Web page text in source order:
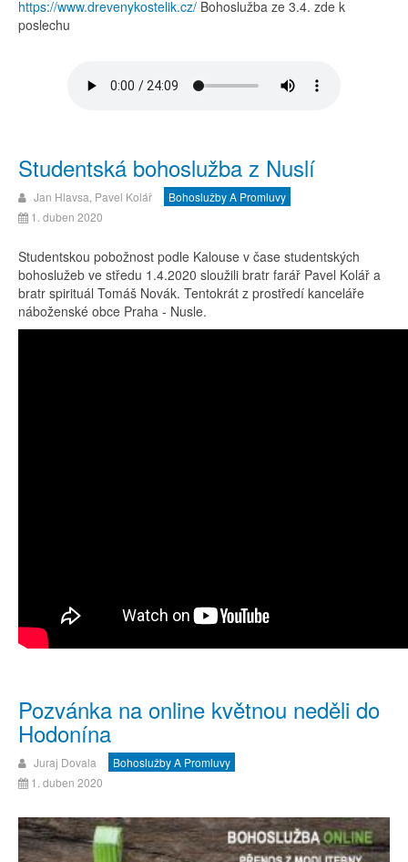
https://www.drevenykostelik.cz/ Bohoslužba ze 3.4. zde k
poslechu
Studentská bohoslužba z Nuslí
Jan Hlavsa, Pavel Kolář
Bohoslužby A Promluvy
1. duben 2020
Studentskou pobožnost podle Kalouse v čase studentských
bohoslužeb ve středu 1.4.2020 sloužili bratr farář Pavel Kolář a
bratr spirituál Tomáš Novák. Tentokrát z prostředí kanceláře
náboženské obce Praha - Nusle.
Pozvánka na online květnou neděli do
Hodonína
Juraj Dovala
Bohoslužby A Promluvy
1. duben 2020